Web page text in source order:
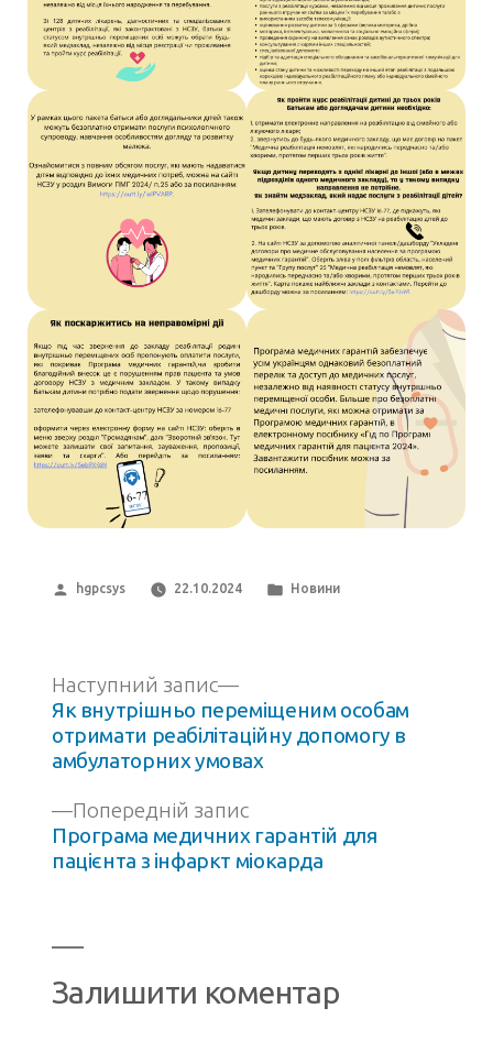
Написано
hgpcsys 22.10.2024
Опубліковано
Новини
Навігація
записів
Попередній записПопередній
запис:
Програма медичних гарантій для
пацієнта з інфаркт міокарда
Наступний запис
Наступний
запис:
Як внутрішньо переміщеним особам
отримати реабілітаційну допомогу в
амбулаторних умовах
Залишити коментар